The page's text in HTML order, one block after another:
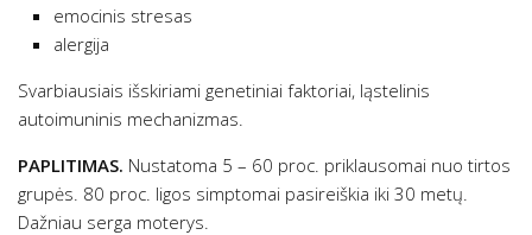
emocinis stresas
alergija
Svarbiausiais išskiriami genetiniai faktoriai, ląstelinis
autoimuninis mechanizmas.
PAPLITIMAS. Nustatoma 5 – 60 proc. priklausomai nuo tirtos
grupės. 80 proc. ligos simptomai pasireiškia iki 30 metų.
Dažniau serga moterys.